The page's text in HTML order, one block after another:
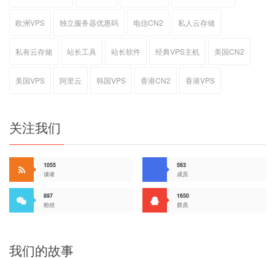
欧洲VPS 独立服务器优惠码 电信CN2 私人云存储
私有云存储 站长工具 站长软件 经典VPS主机 美国CN2
美国VPS 阿里云 韩国VPS 香港CN2 香港VPS
关注我们
1055
读者
563
成员
897
粉丝
1650
群员
我们的故事